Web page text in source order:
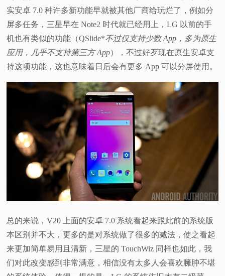
实安卓 7.0 种许多新功能早就被其他厂商给玩烂了，例如分
屏多任务，三星早在 Note2 时代就已经用上，LG 以前的手
机也有类似的功能（QSlide*不过仅支持少数 App，多为原生
应用，几乎不支持第三方 App），不过好歹现在原生安卓支
持这项功能，这也意味着日后会有更多 App 可以分屏使用。
总的来说，V20 上面的安卓 7.0 系统看起来跟此前的系统版
本区别并不大，更多的是对系统做了很多的减法，使之看起
来更加简单易用且清新，三星的 TouchWiz 同样也如此，我
们对此改变感到非常满意，相信没有太多人会喜欢臃肿不堪